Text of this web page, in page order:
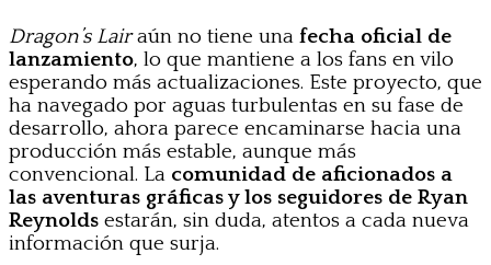
Dragon’s Lairaún no tiene una fecha oficial de
lanzamiento, lo que mantiene a los fans en vilo
esperando más actualizaciones. Este proyecto, que
ha navegado por aguas turbulentas en su fase de
desarrollo, ahora parece encaminarse hacia una
producción más estable, aunque más
convencional. La comunidad de aficionados a
las aventuras gráficas y los seguidores de Ryan
Reynolds estarán, sin duda, atentos a cada nueva
información que surja.